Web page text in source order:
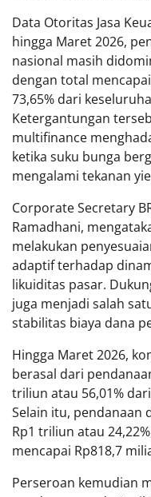
Data Otoritas Jasa
hingga Maret 2026,
nasional masih
dengan total
73,65% dari
Ketergantungan
multifinance
ketika suku bunga
mengalami tekanan
Corporate Secretary
Ramadhani,
melakukan
adaptif terhadap
likuiditas pasar.
juga menjadi salah
stabilitas biaya dana
Hingga Maret 2026,
berasal dari
triliun atau 56,01%
Selain itu, pendanaan
Rp1 triliun atau
mencapai Rp818,7
Perseroan kemudian